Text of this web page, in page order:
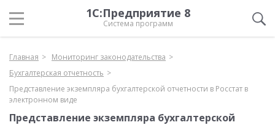
1С:Предприятие 8
Система программ
Главная
Мониторинг законодательства
Бухгалтерская отчетность
Представление экземпляра бухгалтерской отчетности в Росстат в
электронном виде
Представление экземпляра бухгалтерской